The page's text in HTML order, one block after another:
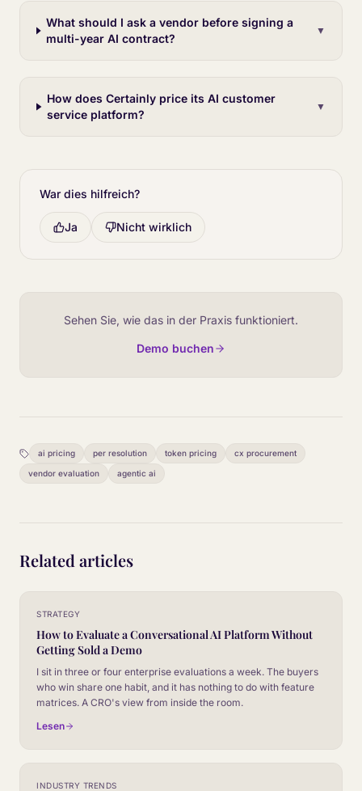
What should I ask a vendor before signing a
multi-year AI contract?
▼
How does Certainly price its AI customer
service platform?
▼
War dies hilfreich?
Ja Nicht wirklich
Sehen Sie, wie das in der Praxis funktioniert.
Demo buchen
ai pricing per resolution token pricing cx procurement
vendor evaluation agentic ai
Related articles
STRATEGY
How to Evaluate a Conversational AI Platform Without
Getting Sold a Demo
I sit in three or four enterprise evaluations a week. The buyers
who win share one habit, and it has nothing to do with feature
matrices. A CRO's view from inside the room.
Lesen
INDUSTRY TRENDS